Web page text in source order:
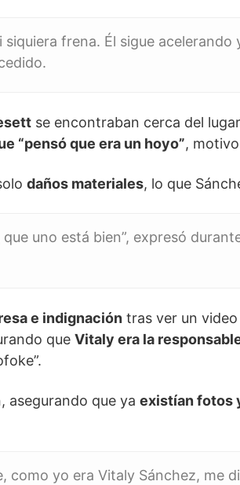
frena. Él sigue
se encontraban cerca del
“pensó que era un hoyo”,
daños materiales, lo que
uno está bien”, expresó
e indignación tras ver un
que Vitaly era la
asegurando que ya existían fotos
como yo era Vitaly Sánchez, me